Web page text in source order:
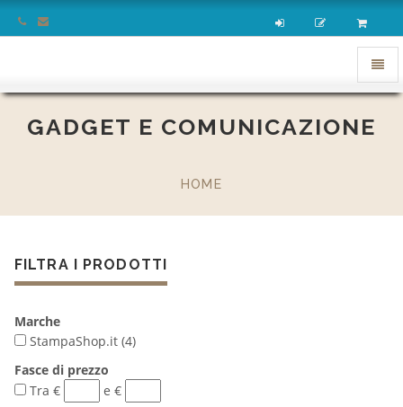
Apri
menu
GADGET E COMUNICAZIONE
HOME
FILTRA I PRODOTTI
Marche
StampaShop.it (4)
Fasce di prezzo
Tra €
e €